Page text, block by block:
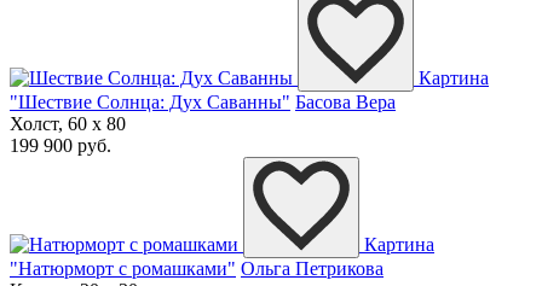
Картина
"Шествие Солнца: Дух Саванны" Басова Вера
Холст, 60 x 80
199 900 руб.
Картина
"Натюрморт с ромашками" Ольга Петрикова